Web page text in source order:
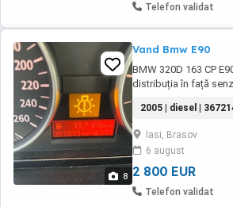
Telefon validat
8
Vand Bmw E90
BMW 320D 163 CP
distribuția în față
comenzi volan climă
interior textil jante pe
17 18 19 fiscal pe loc
telefon
2005 | diesel |
Iasi, Brasov
6 august
2 800 EUR
Telefon validat